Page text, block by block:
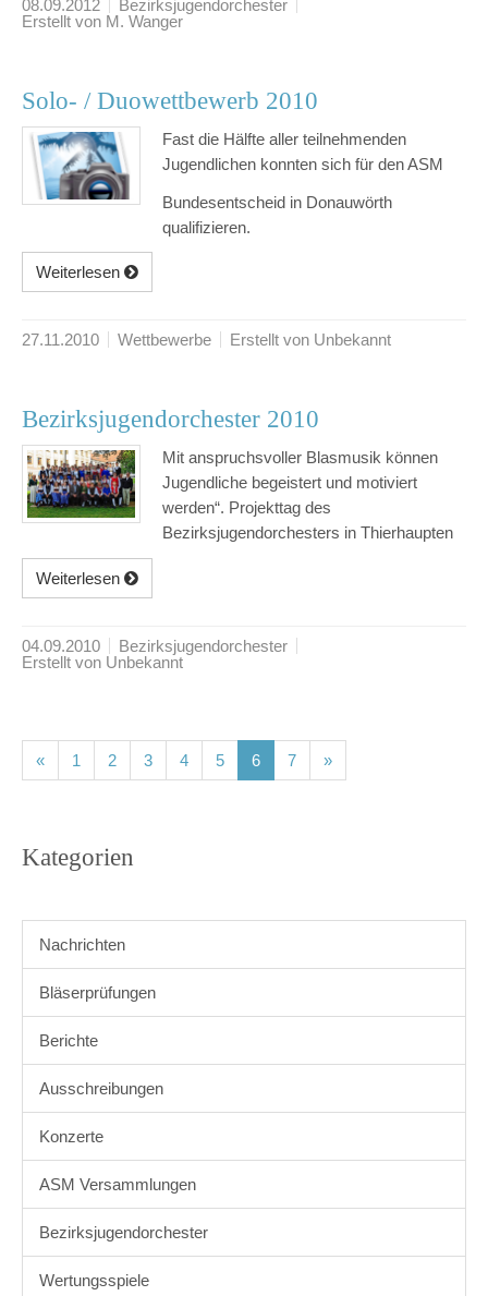
08.09.2012
Bezirksjugendorchester
Erstellt von M. Wanger
Solo- / Duowettbewerb 2010
Fast die Hälfte aller teilnehmenden
Jugendlichen konnten sich für den ASM
Bundesentscheid in Donauwörth
qualifizieren.
Weiterlesen
27.11.2010 Wettbewerbe Erstellt von Unbekannt
Bezirksjugendorchester 2010
Mit anspruchsvoller Blasmusik können
Jugendliche begeistert und motiviert
werden“. Projekttag des
Bezirksjugendorchesters in Thierhaupten
Weiterlesen
04.09.2010
Bezirksjugendorchester
Erstellt von Unbekannt
« 1 (current)
2(current)
3(current)
4(current)
5(current)
6(current)
7(current)
»
Kategorien
Nachrichten
Bläserprüfungen
Berichte
Ausschreibungen
Konzerte
ASM Versammlungen
Bezirksjugendorchester
Wertungsspiele